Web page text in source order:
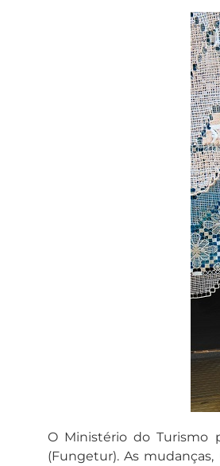
O Ministério do Turismo
(Fungetur). As